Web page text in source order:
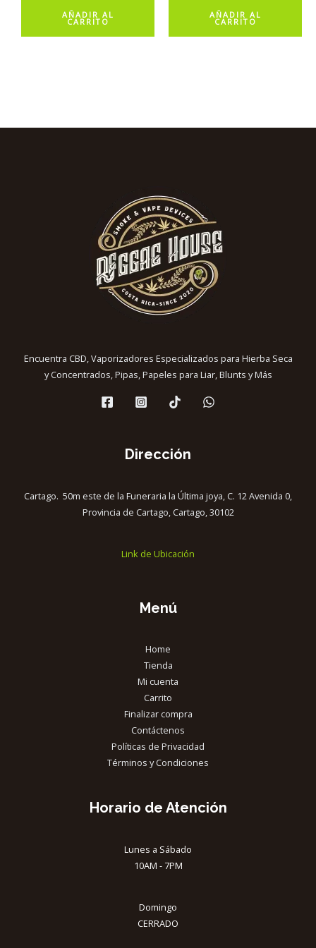
AÑADIR AL
CARRITO
AÑADIR AL
CARRITO
Encuentra CBD, Vaporizadores Especializados para Hierba Seca
y Concentrados, Pipas, Papeles para Liar, Blunts y Más
Dirección
Cartago. 50m este de la Funeraria la Última joya, C. 12 Avenida 0,
Provincia de Cartago, Cartago, 30102
Link de Ubicación
Menú
Home
Tienda
Mi cuenta
Carrito
Finalizar compra
Contáctenos
Políticas de Privacidad
Términos y Condiciones
Horario de Atención
Lunes a Sábado
10AM - 7PM
Domingo
CERRADO